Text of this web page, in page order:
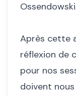
Après cette
réflexion de
pour nos
doivent